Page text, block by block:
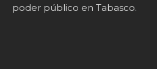
poder público en Tabasco.